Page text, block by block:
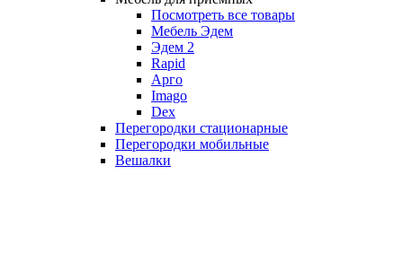
Посмотреть все товары
Мебель Эдем
Эдем 2
Rapid
Арго
Imago
Dex
Перегородки стационарные
Перегородки мобильные
Вешалки